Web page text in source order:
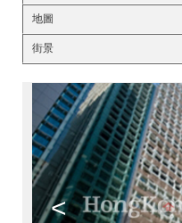
地圖
街景
<